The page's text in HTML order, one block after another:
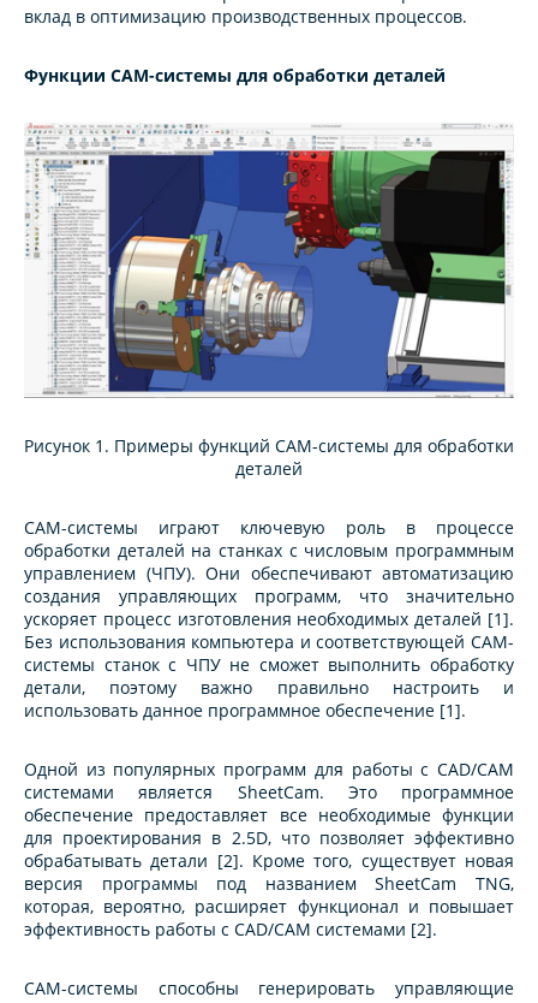
вклад в оптимизацию производственных процессов.
Функции CAM-системы для обработки деталей
Рисунок 1. Примеры функций CAM-системы для обработки
деталей
CAM-системы играют ключевую роль в процессе
обработки деталей на станках с числовым программным
управлением (ЧПУ). Они обеспечивают автоматизацию
создания управляющих программ, что значительно
ускоряет процесс изготовления необходимых деталей [1].
Без использования компьютера и соответствующей CAM-
системы станок с ЧПУ не сможет выполнить обработку
детали, поэтому важно правильно настроить и
использовать данное программное обеспечение [1].
Одной из популярных программ для работы с CAD/CAM
системами является SheetCam. Это программное
обеспечение предоставляет все необходимые функции
для проектирования в 2.5D, что позволяет эффективно
обрабатывать детали [2]. Кроме того, существует новая
версия программы под названием SheetCam TNG,
которая, вероятно, расширяет функционал и повышает
эффективность работы с CAD/CAM системами [2].
CAM-системы способны генерировать управляющие